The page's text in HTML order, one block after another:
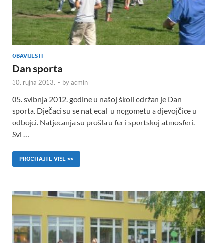
OBAVIJESTI
Dan sporta
30. rujna 2013. - byadmin
05. svibnja 2012. godine u našoj školi održan je Dan
sporta. Dječaci su se natjecali u nogometu a djevojčice u
odbojci. Natjecanja su prošla u fer i sportskoj atmosferi.
Svi …
PROČITAJTE VIŠE >>